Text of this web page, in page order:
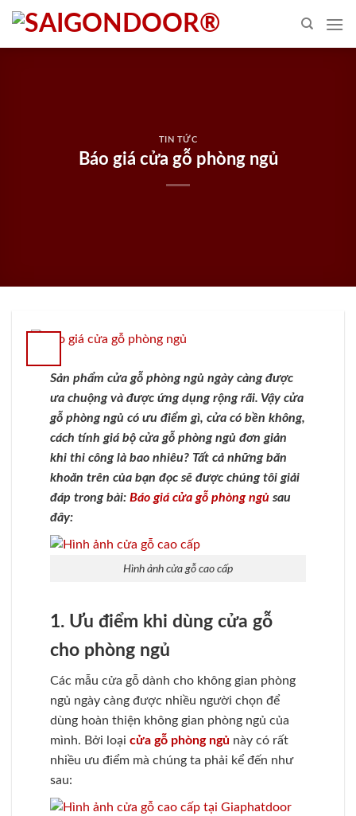
Skip
content
TIN TỨC
Báo giá cửa gỗ phòng ngủ
Sản phẩm cửa gỗ phòng ngủ ngày càng được
ưa chuộng và được ứng dụng rộng rãi. Vậy cửa
gỗ phòng ngủ có ưu điểm gì, cửa có bền không,
cách tính giá bộ cửa gỗ phòng ngủ đơn giản
khi thi công là bao nhiêu? Tất cả những băn
khoăn trên của bạn đọc sẽ được chúng tôi giải
đáp trong bài: Báo giá cửa gỗ phòng ngủ sau
đây:
Hình ảnh cửa gỗ cao cấp
1. Ưu điểm khi dùng cửa gỗ
cho phòng ngủ
Các mẫu cửa gỗ dành cho không gian phòng
ngủ ngày càng được nhiều người chọn để
dùng hoàn thiện không gian phòng ngủ của
mình. Bởi loại cửa gỗ phòng ngủ này có rất
nhiều ưu điểm mà chúng ta phải kể đến như
sau: